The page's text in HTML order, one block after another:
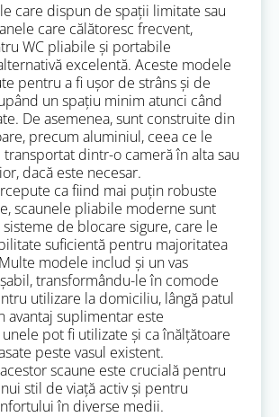
care dispun de spații limitate sau
care călătoresc frecvent,
WC pliabile și portabile
excelentă. Aceste modele
pentru a fi ușor de strâns și de
un spațiu minim atunci când
De asemenea, sunt construite din
precum aluminiul, ceea ce le
dintr-o cameră în alta sau
dacă este necesar.
ca fiind mai puțin robuste
scaunele pliabile moderne sunt
de blocare sigure, care le
suficientă pentru majoritatea
modele includ și un vas
transformându-le în comode
utilizare la domiciliu, lângă patul
avantaj suplimentar este
pot fi utilizate și ca înălțătoare
peste vasul existent.
scaune este crucială pentru
stil de viață activ și pentru
în diverse medii.